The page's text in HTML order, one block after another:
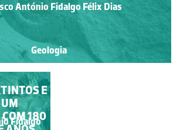
António Fidalgo Félix Dias
Geologia
EM
DO
Fidalgo
E
COM 180
Fidalgo